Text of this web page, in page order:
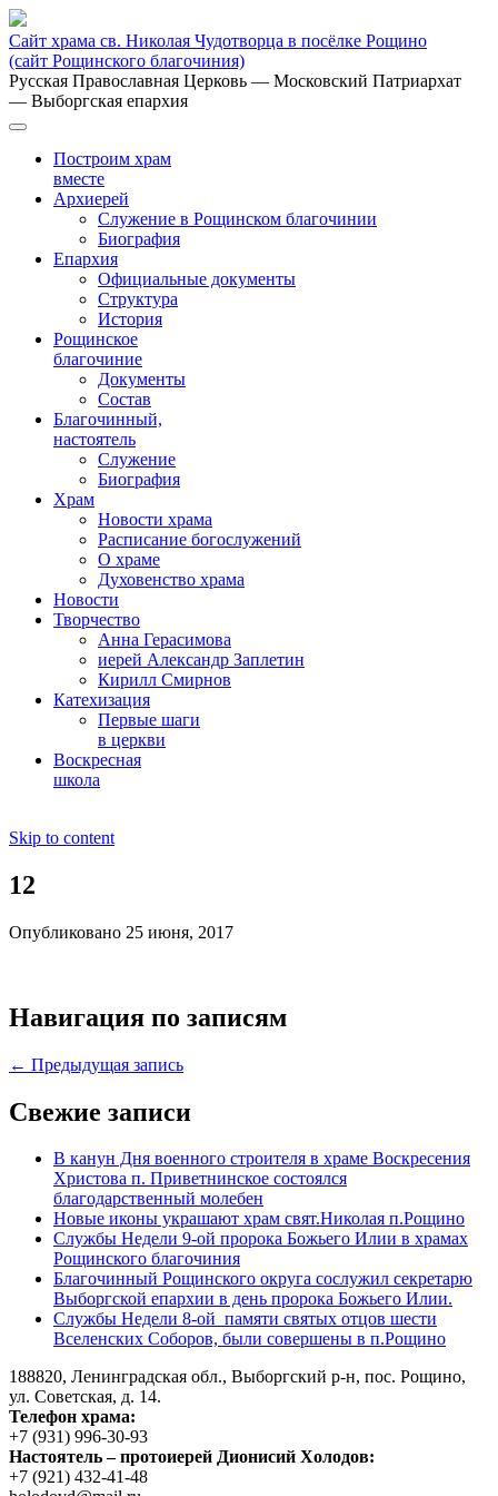
Сайт храма св. Николая Чудотворца в посёлке Рощино
(сайт Рощинского благочиния)
Русская Православная Церковь — Московский Патриархат
— Выборгская епархия
Построим храм
вместе
Архиерей
Служение в Рощинском благочинии
Биография
Епархия
Официальные документы
Структура
История
Рощинское
благочиние
Документы
Состав
Благочинный,
настоятель
Служение
Биография
Храм
Новости храма
Расписание богослужений
О храме
Духовенство храма
Новости
Творчество
Анна Герасимова
иерей Александр Заплетин
Кирилл Смирнов
Катехизация
Первые шаги
в церкви
Воскресная
школа
Skip to content
12
Опубликовано 25 июня, 2017
Навигация по записям
← Предыдущая запись
Свежие записи
В канун Дня военного строителя в храме Воскресения
Христова п. Приветнинское состоялся
благодарственный молебен
Новые иконы украшают храм свят.Николая п.Рощино
Службы Недели 9-ой пророка Божьего Илии в храмах
Рощинского благочиния
Благочинный Рощинского округа сослужил секретарю
Выборгской епархии в день пророка Божьего Илии.
Службы Недели 8-ой памяти святых отцов шести
Вселенских Соборов, были совершены в п.Рощино
188820, Ленинградская обл., Выборгский р-н, пос. Рощино,
ул. Советская, д. 14.
Телефон храма:
+7 (931) 996-30-93
Настоятель – протоиерей Дионисий Холодов:
+7 (921) 432-41-48